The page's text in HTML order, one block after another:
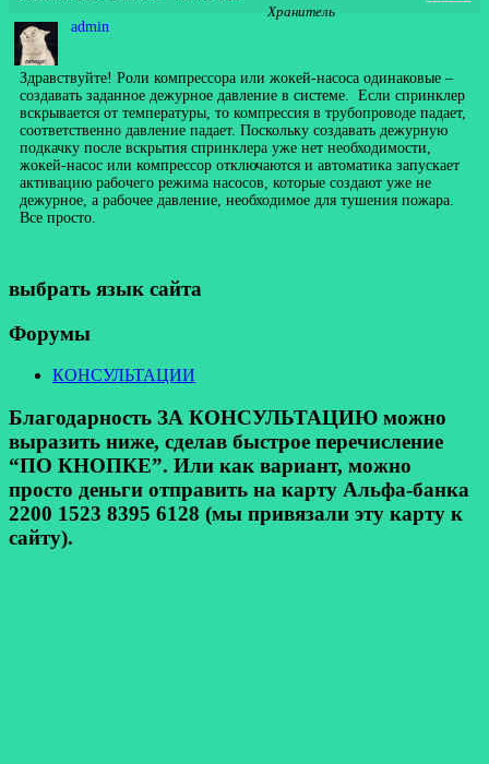
admin
Хранитель
Здравствуйте! Роли компрессора или жокей-насоса одинаковые –
создавать заданное дежурное давление в системе. Если спринклер
вскрывается от температуры, то компрессия в трубопроводе падает,
соответственно давление падает. Поскольку создавать дежурную
подкачку после вскрытия спринклера уже нет необходимости,
жокей-насос или компрессор отключаются и автоматика запускает
активацию рабочего режима насосов, которые создают уже не
дежурное, а рабочее давление, необходимое для тушения пожара.
Все просто.
выбрать язык сайта
Форумы
КОНСУЛЬТАЦИИ
Благодарность ЗА КОНСУЛЬТАЦИЮ можно
выразить ниже, сделав быстрое перечисление
“ПО КНОПКЕ”. Или как вариант, можно
просто деньги отправить на карту Альфа-банка
2200 1523 8395 6128 (мы привязали эту карту к
сайту).